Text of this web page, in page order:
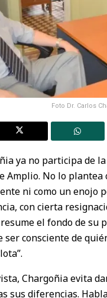
Foto Dr. Carlos
ya no participa de
Amplio. No lo plantea
ni como un enojo
con cierta
el fondo de su
ser consciente de
Chargoñia evita
sus diferencias.